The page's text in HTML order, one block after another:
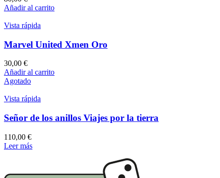
Añadir al carrito
Vista rápida
Marvel United Xmen Oro
30,00 €
Añadir al carrito
Agotado
Vista rápida
Señor de los anillos Viajes por la tierra
110,00 €
Leer más